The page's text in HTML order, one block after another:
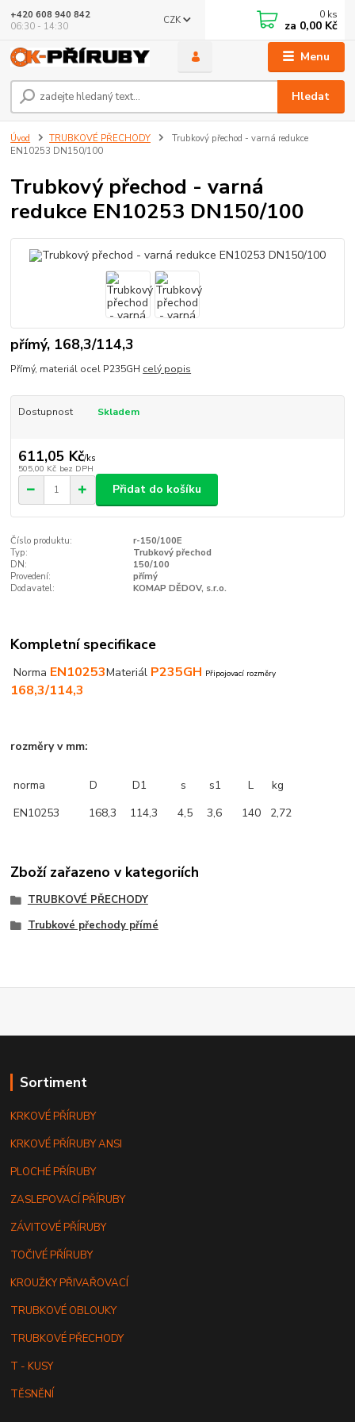
Menu
CZK
Hledat
+420 608 940 842
06:30 - 14:30
0 ks
za 0,00 Kč
Úvod TRUBKOVÉ PŘECHODY
Trubkový přechod - varná redukce
EN10253 DN150/100
Trubkový přechod - varná
redukce EN10253 DN150/100
přímý, 168,3/114,3
Přímý, materiál ocel P235GH celý popis
Dostupnost Skladem
611,05 Kč/ks
505,00 Kč bez DPH
Přidat do košíku
Číslo produktu:
r-150/100E
Typ:
Trubkový přechod
DN:
150/100
Provedení:
přímý
Dodavatel:
KOMAP DĚDOV, s.r.o.
Kompletní specifikace
Norma EN10253Materiál P235GH Připojovací rozměry
168,3/114,3
rozměry v mm:
norma D D1 s s1 L
kg
EN10253
168,3 114,3 4,5 3,6 140 2,72
Zboží zařazeno v kategoriích
TRUBKOVÉ PŘECHODY
Trubkové přechody přímé
Sortiment
KRKOVÉ PŘÍRUBY
KRKOVÉ PŘÍRUBY ANSI
PLOCHÉ PŘÍRUBY
ZASLEPOVACÍ PŘÍRUBY
ZÁVITOVÉ PŘÍRUBY
TOČIVÉ PŘÍRUBY
KROUŽKY PŘIVAŘOVACÍ
TRUBKOVÉ OBLOUKY
TRUBKOVÉ PŘECHODY
T - KUSY
TĚSNĚNÍ